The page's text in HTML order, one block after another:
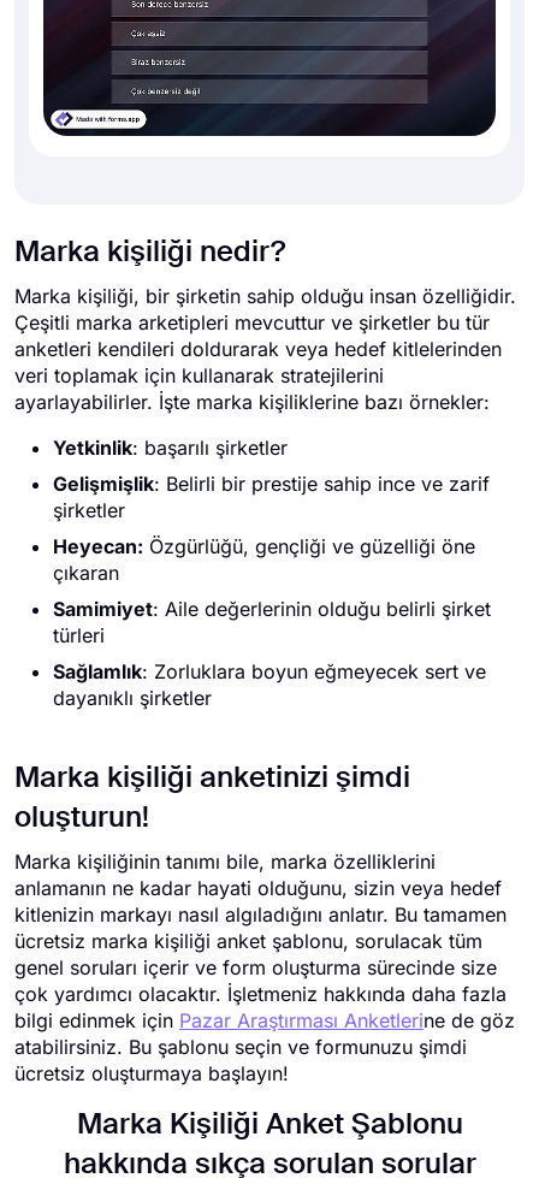
Marka kişiliği nedir?
Marka kişiliği, bir şirketin sahip olduğu insan özelliğidir.
Çeşitli marka arketipleri mevcuttur ve şirketler bu tür
anketleri kendileri doldurarak veya hedef kitlelerinden
veri toplamak için kullanarak stratejilerini
ayarlayabilirler. İşte marka kişiliklerine bazı örnekler:
Yetkinlik: başarılı şirketler
Gelişmişlik: Belirli bir prestije sahip ince ve zarif
şirketler
Heyecan: Özgürlüğü, gençliği ve güzelliği öne
çıkaran
Samimiyet: Aile değerlerinin olduğu belirli şirket
türleri
Sağlamlık: Zorluklara boyun eğmeyecek sert ve
dayanıklı şirketler
Marka kişiliği anketinizi şimdi
oluşturun!
Marka kişiliğinin tanımı bile, marka özelliklerini
anlamanın ne kadar hayati olduğunu, sizin veya hedef
kitlenizin markayı nasıl algıladığını anlatır. Bu tamamen
ücretsiz marka kişiliği anket şablonu, sorulacak tüm
genel soruları içerir ve form oluşturma sürecinde size
çok yardımcı olacaktır. İşletmeniz hakkında daha fazla
bilgi edinmek için Pazar Araştırması Anketlerine de göz
atabilirsiniz. Bu şablonu seçin ve formunuzu şimdi
ücretsiz oluşturmaya başlayın!
Marka Kişiliği Anket Şablonu
hakkında sıkça sorulan sorular